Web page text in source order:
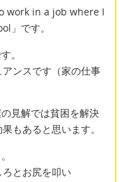
work in a job where I
」です。
。
ンスです（家の仕事
見解では貧困を解決
もあると思います。
とお尻を叩い